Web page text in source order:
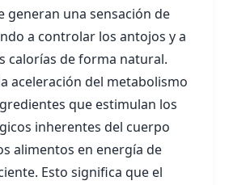
generan una sensación de
a controlar los antojos y a
calorías de forma natural.
aceleración del metabolismo
que estimulan los
inherentes del cuerpo
alimentos en energía de
Esto significa que el